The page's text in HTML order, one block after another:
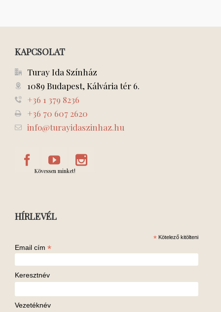
KAPCSOLAT
Turay Ida Színház
1089 Budapest, Kálvária tér 6.
+36 1 379 8236
+36 70 607 2620
info@turayidaszinhaz.hu
Kövessen minket!
HÍRLEVÉL
* Kötelező kitölteni
Email cím *
Keresztnév
Vezetéknév